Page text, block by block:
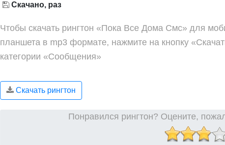
Скачано, раз
Чтобы скачать рингтон «Пока Все Дома Смс» для
планшета в mp3 формате, нажмите на кнопку
категории «Сообщения»
Скачать рингтон
Понравился рингтон? Оцените,